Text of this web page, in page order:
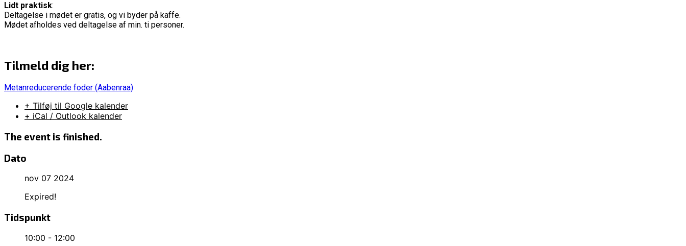
Lidt praktisk:
Deltagelse i mødet er gratis, og vi byder på kaffe.
Mødet afholdes ved deltagelse af min. ti personer.
Tilmeld dig her:
Metanreducerende foder (Aabenraa)
+ Tilføj til Google kalender
+ iCal / Outlook kalender
The event is finished.
Dato
nov 07 2024
Expired!
Tidspunkt
10:00 - 12:00